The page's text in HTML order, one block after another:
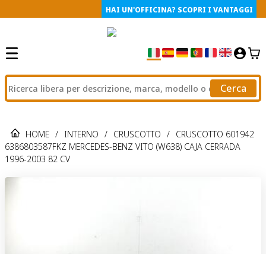
HAI UN'OFFICINA? SCOPRI I VANTAGGI
Cerca
HOME / INTERNO / CRUSCOTTO / CRUSCOTTO 601942
6386803587FKZ MERCEDES-BENZ VITO (W638) CAJA CERRADA
1996-2003 82 CV